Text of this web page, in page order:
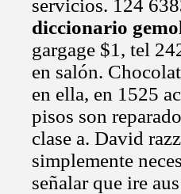
servicios. 124
diccionario
gargage $1, tel
en salón.
en ella, en 1525
pisos son
clase a. David
simplemente
señalar que ire